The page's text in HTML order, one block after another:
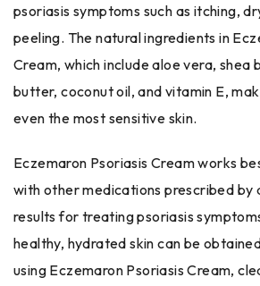
psoriasis symptoms such as itching,
peeling. The natural ingredients in
Cream, which include aloe vera, shea
butter, coconut oil, and vitamin E,
even the most sensitive skin.
Eczemaron Psoriasis Cream works
with other medications prescribed by
results for treating psoriasis
healthy, hydrated skin can be
using Eczemaron Psoriasis Cream,